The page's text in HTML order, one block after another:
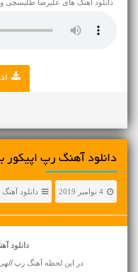
دانلود آهنگ های علیرضا طلیسچی و
دانلود آهنگ رپ اپیکور
4 نوامبر 2019 دانلود
دانلود
در این لحظه آهنگ رپ